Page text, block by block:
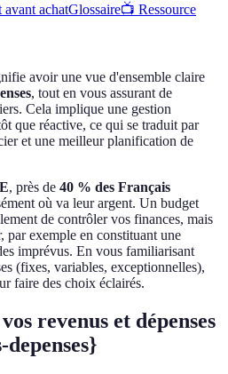
achatGlossaire📺 Ressource
avoir une vue d'ensemble claire
, tout en vous assurant de
Cela implique une gestion
que réactive, ce qui se traduit par
et une meilleur planification de
, près de 40 % des Français
où va leur argent. Un budget
de contrôler vos finances, mais
par exemple en constituant une
imprévus. En vous familiarisant
(fixes, variables, exceptionnelles),
faire des choix éclairés.
revenus et dépenses